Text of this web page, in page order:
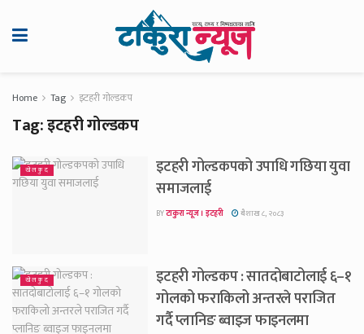
Home Tag इटहरी गोल्डकप
Tag:इटहरी गोल्डकप
खेलकुद
इटहरी गोल्डकपको उपाधि गछिया युवा
समाजलाई
BYटाकुरा न्यूज । इटहरी बैशाख ८, २०८३
खेलकुद
इटहरी गोल्डकप : सातदोबाटोलाई ६–१
गोलको फराकिलो अन्तरले पराजित
गर्दै प्लानिङ ब्वाइज फाइनलमा